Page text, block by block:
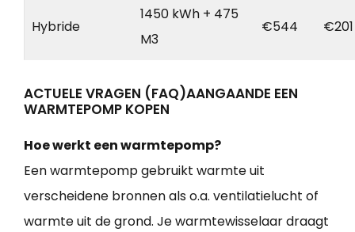
Hybride
1450 kWh + 475
M3
€544 €201
ACTUELE VRAGEN (FAQ)AANGAANDE EEN
WARMTEPOMP KOPEN
Hoe werkt een warmtepomp?
Een warmtepomp gebruikt warmte uit
verscheidene bronnen als o.a. ventilatielucht of
warmte uit de grond. Je warmtewisselaar draagt